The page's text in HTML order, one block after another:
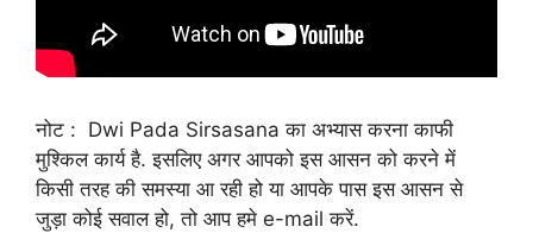
नोट : Dwi Pada Sirsasana का अभ्यास करना काफी
मुश्किल कार्य है. इसलिए अगर आपको इस आसन को करने में
किसी तरह की समस्या आ रही हो या आपके पास इस आसन से
जुड़ा कोई सवाल हो, तो आप हमे e-mail करें.